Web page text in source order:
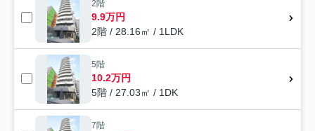
2階
9.9万円
2階 / 28.16㎡ / 1LDK
5階
10.2万円
5階 / 27.03㎡ / 1DK
7階